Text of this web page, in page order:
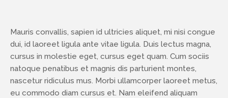
Mauris convallis, sapien id ultricies aliquet, mi nisi congue
dui, id laoreet ligula ante vitae ligula. Duis lectus magna,
cursus in molestie eget, cursus eget quam. Cum sociis
natoque penatibus et magnis dis parturient montes,
nascetur ridiculus mus. Morbi ullamcorper laoreet metus,
eu commodo diam cursus et. Nam eleifend aliquam